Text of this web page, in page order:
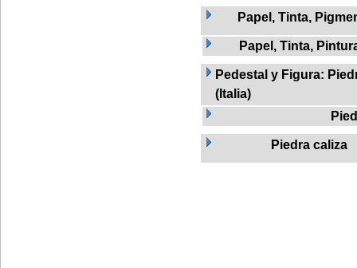
Papel, Tinta,
Papel, Tinta,
Pedestal y Figura:
(Italia)
Piedra caliza